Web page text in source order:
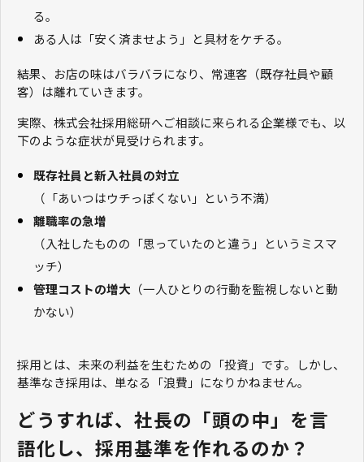
る。
ある人は「安く済ませよう」と具材をケチる。
結果、お店の味はバラバラになり、常連客（既存社員や顧
客）は離れていきます。
実際、株式会社採用総研へご相談に来られる企業様でも、以
下のような症状が見受けられます。
既存社員と新入社員の対立
（「あいつはウチっぽくない」という不満）
離職率の急増
（入社したものの「思っていたのと違う」というミスマ
ッチ）
管理コストの増大 （一人ひとりの行動を監視しないと動
かない）
採用とは、未来の利益を生むための「投資」です。しかし、
基準なき採用は、単なる「浪費」になりかねません。
どうすれば、社長の「頭の中」を言
語化し、採用基準を作れるのか？